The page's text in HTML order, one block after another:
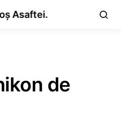
Asaftei.
de